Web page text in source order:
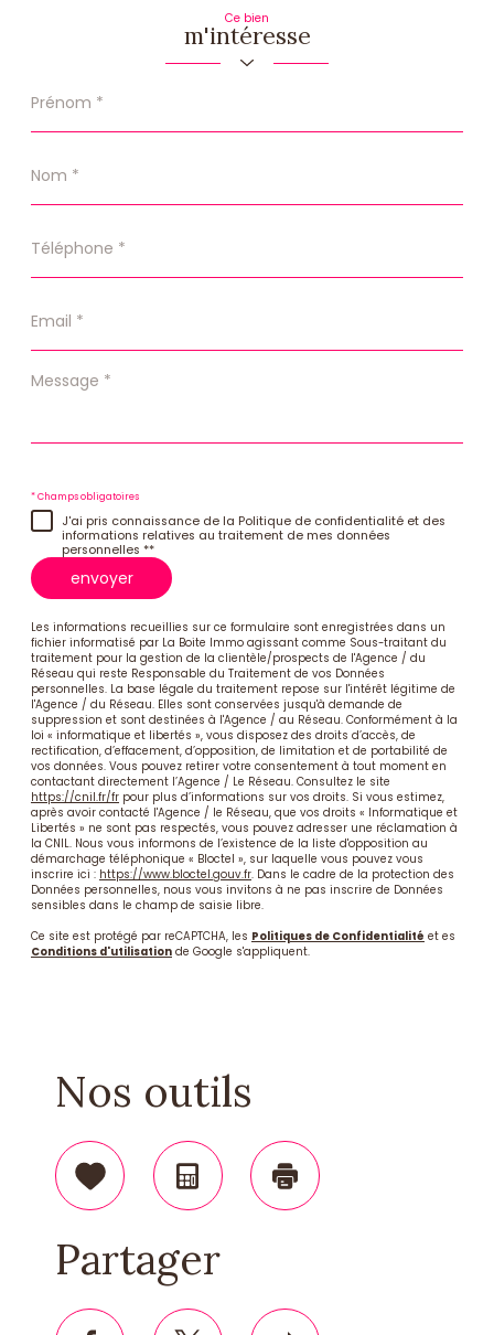
Ce bien
m'intéresse
*
*
*
*
Message
* Champs obligatoires
J'ai pris connaissance de la Politique de confidentialité et des
informations relatives au traitement de mes données
personnelles **
envoyer
Les informations recueillies sur ce formulaire sont enregistrées dans un
fichier informatisé par La Boite Immo agissant comme Sous-traitant du
traitement pour la gestion de la clientèle/prospects de l'Agence / du
Réseau qui reste Responsable du Traitement de vos Données
personnelles. La base légale du traitement repose sur l'intérêt légitime de
l'Agence / du Réseau. Elles sont conservées jusqu'à demande de
suppression et sont destinées à l'Agence / au Réseau. Conformément à la
loi « informatique et libertés », vous disposez des droits d’accès, de
rectification, d’effacement, d’opposition, de limitation et de portabilité de
vos données. Vous pouvez retirer votre consentement à tout moment en
contactant directement l’Agence / Le Réseau. Consultez le site
https://cnil.fr/fr pour plus d’informations sur vos droits. Si vous estimez,
après avoir contacté l'Agence / le Réseau, que vos droits « Informatique et
Libertés » ne sont pas respectés, vous pouvez adresser une réclamation à
la CNIL. Nous vous informons de l’existence de la liste d'opposition au
démarchage téléphonique « Bloctel », sur laquelle vous pouvez vous
inscrire ici : https://www.bloctel.gouv.fr. Dans le cadre de la protection des
Données personnelles, nous vous invitons à ne pas inscrire de Données
sensibles dans le champ de saisie libre.
Ce site est protégé par reCAPTCHA, les Politiques de Confidentialité et es
Conditions d'utilisation de Google s'appliquent.
Nos outils
SélectionnerCalculatrice
Imprimer
Partager